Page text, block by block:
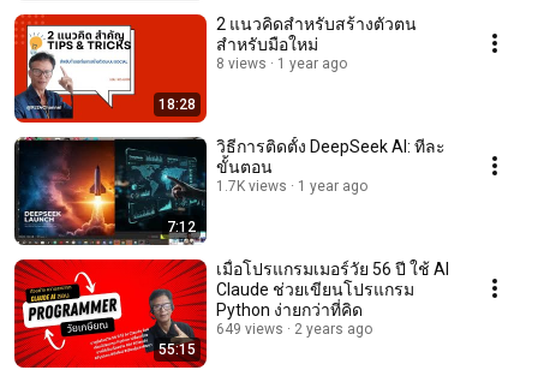
18:28
2 แนวคิดสำหรับสร้างตัวตน
สำหรับมือใหม่
8 views 1 year ago
7:12
วิธีการติดตั้ง DeepSeek AI: ทีละ
ขั้นตอน
1.7K views 1 year ago
55:15
เมื่อโปรแกรมเมอร์วัย 56 ปี ใช้ AI
Claude ช่วยเขียนโปรแกรม
Python ง่ายกว่าที่คิด
649 views 2 years ago